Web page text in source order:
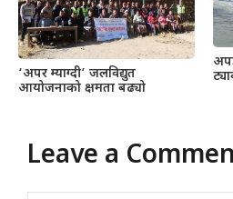
‘अपर म्याग्दी’ जलविद्युत
आयोजनाको क्षमता बढ्यो
Leave a